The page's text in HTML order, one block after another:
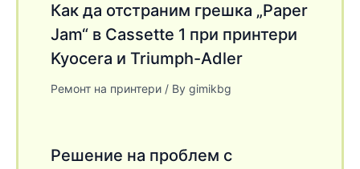
Как да отстраним грешка „Paper
Jam“ в Cassette 1 при принтери
Kyocera и Triumph-Adler
Ремонт на принтери / By gimikbg
Решение на проблем с